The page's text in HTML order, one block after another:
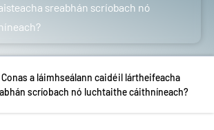
sreabhán scríobach nó
Conas a láimhseálann caidéil lártheifeacha
scríobach nó luchtaithe cáithníneach?